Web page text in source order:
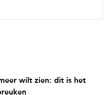
wilt zien: dit is het